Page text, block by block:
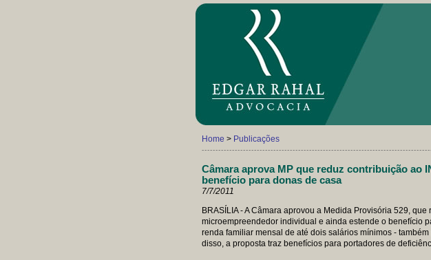
Home > Publicações
Câmara aprova MP que reduz contribuição ao
benefício para donas de casa
7/7/2011
BRASÍLIA - A Câmara aprovou a Medida Provisória 529,
microempreendedor individual e ainda estende o benefício
renda familiar mensal de até dois salários mínimos -
disso, a proposta traz benefícios para portadores de